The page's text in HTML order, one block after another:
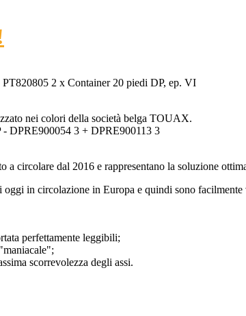
2 x Container 20 piedi DP, ep. VI
nei colori della società belga TOUAX.
- DPRE900054 3 + DPRE900113 3
a circolare dal 2016 e rappresentano la soluzione
in circolazione in Europa e quindi sono
perfettamente leggibili;
;
scorrevolezza degli assi.